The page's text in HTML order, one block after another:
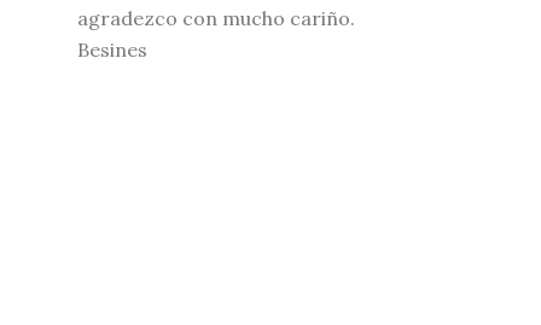
agradezco con mucho cariño.
Besines